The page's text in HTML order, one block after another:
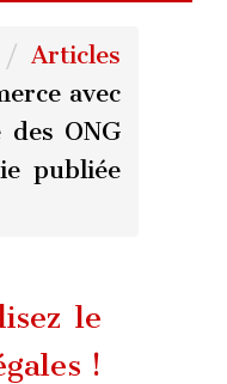
Articles
avec
ONG
publiée
le
!